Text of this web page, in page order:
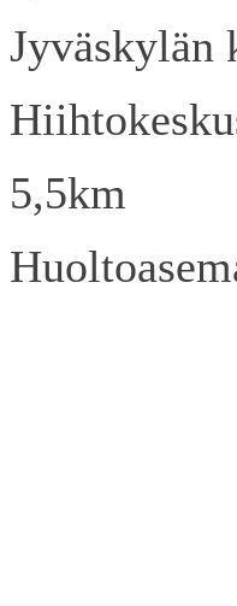
Jyväskylän
5,5km